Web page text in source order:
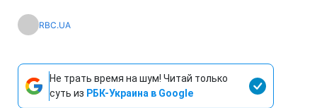
RBC.UA
Не трать время на шум! Читай только
суть из РБК-Украина в Google